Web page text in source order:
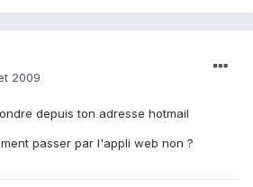
2009
depuis ton adresse hotmail
passer par l'appli web non ?